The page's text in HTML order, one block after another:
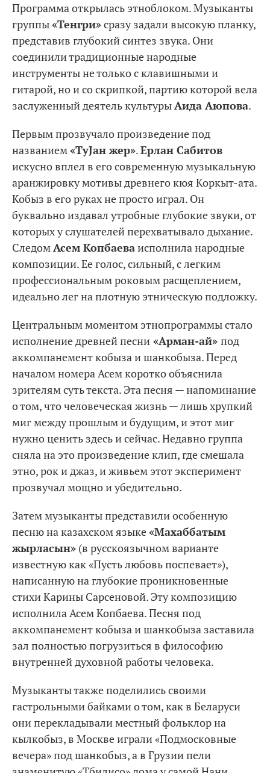
Программа открылась этноблоком. Музыканты
группы«Тенгри»сразу задали высокую планку,
представив глубокий синтез звука. Они
соединили традиционные народные
инструменты не только с клавишными и
гитарой, но и со скрипкой, партию которой вела
заслуженный деятель культурыАида Аюпова.
Первым прозвучало произведение под
названием«ТуJан жер».Ерлан Сабитов
искусно вплел в его современную музыкальную
аранжировку мотивы древнего кюя Коркыт-ата.
Кобыз в его руках не просто играл. Он
буквально издавал утробные глубокие звуки, от
которых у слушателей перехватывало дыхание.
СледомАсем Копбаеваисполнила народные
композиции. Ее голос, сильный, с легким
профессиональным роковым расщеплением,
идеально лег на плотную этническую подложку.
Центральным моментом этнопрограммы стало
исполнение древней песни «Арман-ай» под
аккомпанемент кобыза и шанкобыза. Перед
началом номера Асем коротко объяснила
зрителям суть текста. Эта песня — напоминание
о том, что человеческая жизнь — лишь хрупкий
миг между прошлым и будущим, и этот миг
нужно ценить здесь и сейчас. Недавно группа
сняла на это произведение клип, где смешала
этно, рок и джаз, и живьем этот эксперимент
прозвучал мощно и убедительно.
Затем музыканты представили особенную
песню на казахском языке«Махаббатым
жырласын» (в русскоязычном варианте
известную как «Пусть любовь поспевает»),
написанную на глубокие проникновенные
стихи Карины Сарсеновой. Эту композицию
исполнила Асем Копбаева. Песня под
аккомпанемент кобыза и шанкобыза заставила
зал полностью погрузиться в философию
внутренней духовной работы человека.
Музыканты также поделились своими
гастрольными байками о том, как в Беларуси
они перекладывали местный фольклор на
кылкобыз, в Москве играли «Подмосковные
вечера» под шанкобыз, а в Грузии пели